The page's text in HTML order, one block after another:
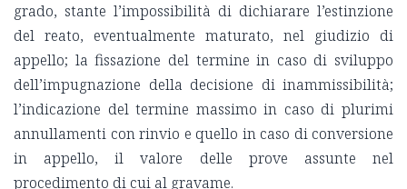
grado, stante l’impossibilità di dichiarare l’estinzione
del reato, eventualmente maturato, nel giudizio di
appello; la fissazione del termine in caso di sviluppo
dell’impugnazione della decisione di inammissibilità;
l’indicazione del termine massimo in caso di plurimi
annullamenti con rinvio e quello in caso di conversione
in appello, il valore delle prove assunte nel
procedimento di cui al gravame.